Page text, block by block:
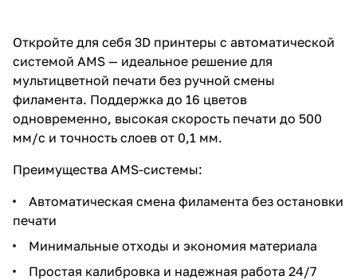
Откройте для себя 3D принтеры с автоматической
системой AMS — идеальное решение для
мультицветной печати без ручной смены
филамента. Поддержка до 16 цветов
одновременно, высокая скорость печати до 500
мм/с и точность слоев от 0,1 мм.
Преимущества AMS-системы:
Автоматическая смена филамента без остановки
печати
Минимальные отходы и экономия материала
Простая калибровка и надежная работа 24/7